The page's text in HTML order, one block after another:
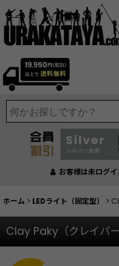
お客様は未ログ
ホーム > LEDライト（固定型） >
Clay Paky（クレイパー